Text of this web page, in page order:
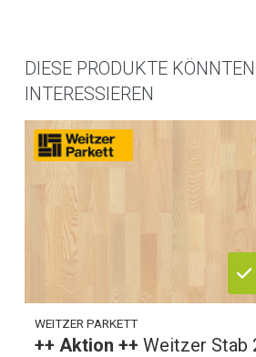
DIESE PRODUKTE
INTERESSIEREN
WEITZER PARKETT
++ Aktion ++Weitzer Stab